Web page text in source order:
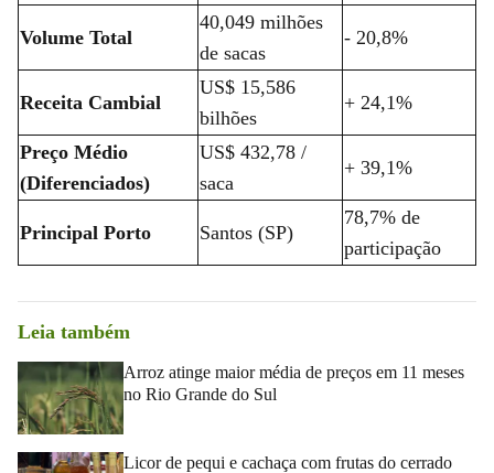
Volume Total
40,049 milhões
de sacas
- 20,8%
Receita Cambial
US$ 15,586
bilhões
+ 24,1%
Preço Médio
(Diferenciados)
US$ 432,78 /
saca
+ 39,1%
Principal Porto Santos (SP)
78,7% de
participação
Leia também
Arroz atinge maior média de preços em 11 meses
no Rio Grande do Sul
Licor de pequi e cachaça com frutas do cerrado